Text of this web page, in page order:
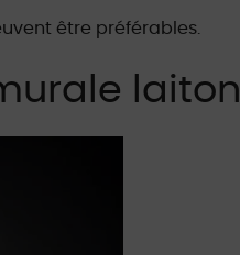
être préférables.
laiton